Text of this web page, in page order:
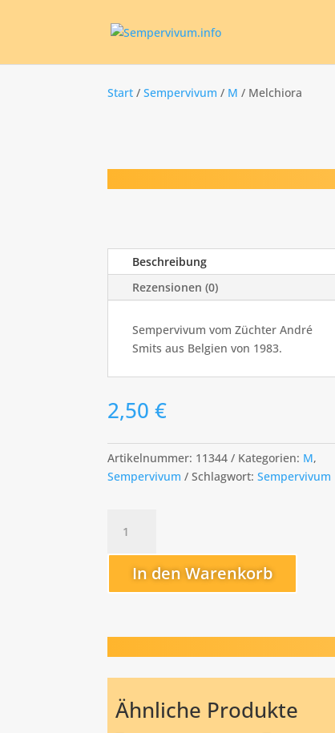
Start /Sempervivum / M / Melchiora
Beschreibung
Rezensionen (0)
Sempervivum vom Züchter André
Smits aus Belgien von 1983.
2,50€
Artikelnummer: 11344 Kategorien: M,
Sempervivum
Schlagwort:Sempervivum
Menge
In den Warenkorb
Ähnliche Produkte